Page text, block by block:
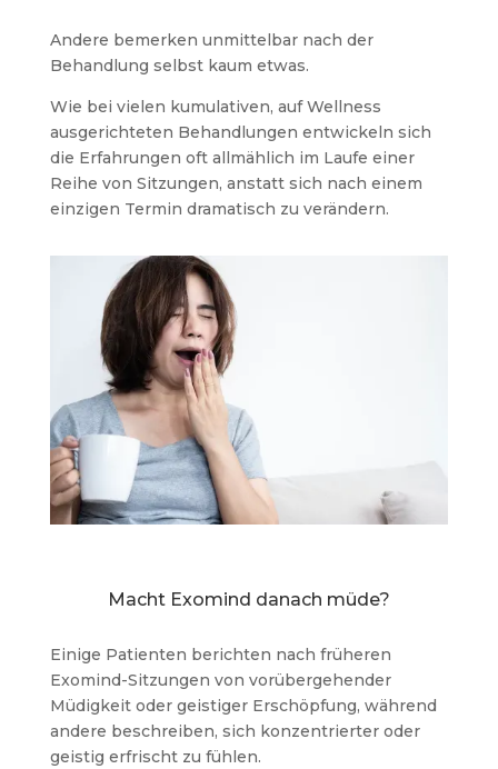
Andere bemerken unmittelbar nach der
Behandlung selbst kaum etwas.
Wie bei vielen kumulativen, auf Wellness
ausgerichteten Behandlungen entwickeln sich
die Erfahrungen oft allmählich im Laufe einer
Reihe von Sitzungen, anstatt sich nach einem
einzigen Termin dramatisch zu verändern.
Macht Exomind danach müde?
Einige Patienten berichten nach früheren
Exomind-Sitzungen von vorübergehender
Müdigkeit oder geistiger Erschöpfung, während
andere beschreiben, sich konzentrierter oder
geistig erfrischt zu fühlen.